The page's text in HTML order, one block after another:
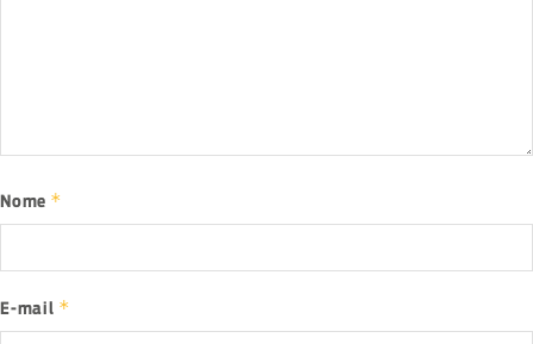
Nome *
E-mail *